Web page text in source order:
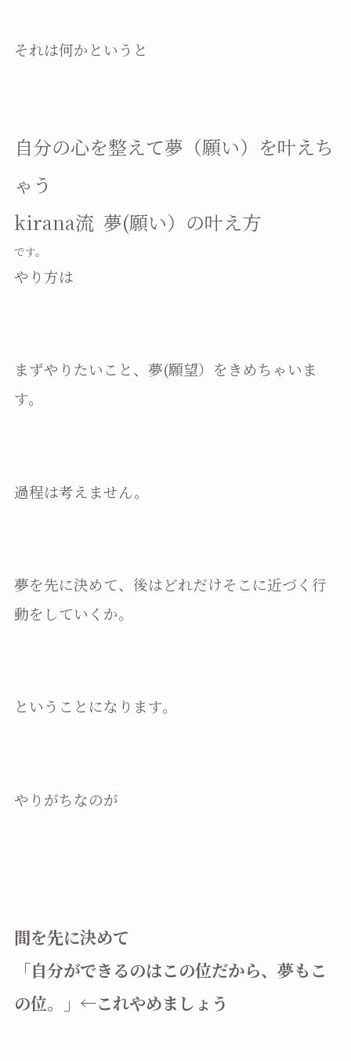
それは何かというと
自分の心を整えて夢（願い）を叶えち
ゃう
kirana流 夢(願い）の叶え方
です。
やり方は
まずやりたいこと、夢(願望）をきめちゃいま
す。
過程は考えません。
夢を先に決めて、後はどれだけそこに近づく行
動をしていくか。
ということになります。
やりがちなのが
間を先に決めて
「自分ができるのはこの位だから、夢もこ
の位。」←これやめましょう